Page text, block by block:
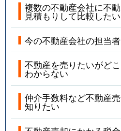
複数の不動産会社に不
見積もりして比較したい
今の不動産会社の担当
不動産を売りたいがど
わからない
仲介手数料など不動産
知りたい